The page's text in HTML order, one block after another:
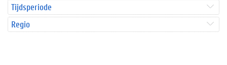
Tijdsperiode
Regio